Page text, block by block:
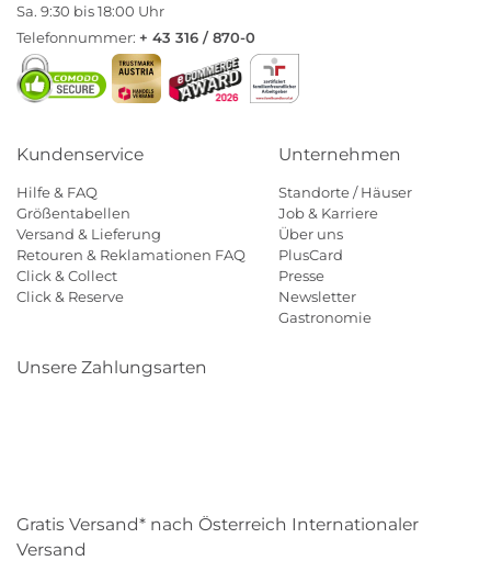
Sa. 9:30 bis 18:00 Uhr
Telefonnummer: + 43 316 / 870-0
Kundenservice
Hilfe & FAQ
Größentabellen
Versand & Lieferung
Retouren & Reklamationen FAQ
Click & Collect
Click & Reserve
Unternehmen
Standorte / Häuser
Job & Karriere
Über uns
PlusCard
Presse
Newsletter
Gastronomie
Unsere Zahlungsarten
Gratis Versand* nach Österreich Internationaler
Versand